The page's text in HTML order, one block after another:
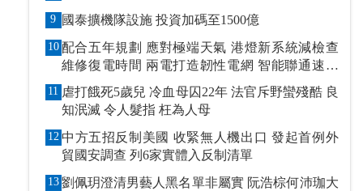
9 國泰擴機隊設施 投資加碼至1500億
10 配合五年規劃 應對極端天氣 港燈新系統減檢查
維修復電時間 兩電打造韌性電網 智能聯通速應
萬變
11 虐打餓死5歲兒 冷血母囚22年 法官斥野蠻殘酷 良
知泯滅 令人髮指 枉為人母
12 中方五招反制美國 收緊無人機出口 發起首例外
貿國安調查 列6家實體入反制清單
13 劉佩玥澄清男藝人黑名單非屬實 阮浩棕何沛珈大